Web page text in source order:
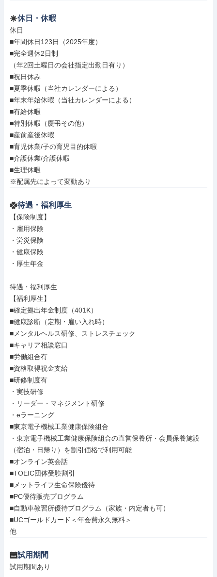
休日・休暇
休日
■年間休日123日（2025年度）
■完全週休2日制
（年2回土曜日の会社指定出勤日有り）
■祝日休み
■夏季休暇（当社カレンダーによる）
■年末年始休暇（当社カレンダーによる）
■有給休暇
■特別休暇（慶弔その他）
■産前産後休暇
■育児休業/子の育児目的休暇
■介護休業/介護休暇
■生理休暇
※配属先によって変動あり
待遇・福利厚生
【保険制度】
・雇用保険
・労災保険
・健康保険
・厚生年金
待遇・福利厚生
【福利厚生】
■確定拠出年金制度（401K）
■健康診断（定期・雇い入れ時）
■メンタルヘルス研修、ストレスチェック
■キャリア相談窓口
■労働組合有
■資格取得祝金支給
■研修制度有
・実技研修
・リーダー・マネジメント研修
・eラーニング
■東京電子機械工業健康保険組合
・東京電子機械工業健康保険組合の直営保養所・会員保養施設
（宿泊・日帰り）を割引価格で利用可能
■オンライン英会話
■TOEIC団体受験割引
■メットライフ生命保険優待
■PC優待販売プログラム
■自動車教習所優待プログラム（家族・内定者も可）
■UCゴールドカード＜年会費永久無料＞
他
試用期間
試用期間あり